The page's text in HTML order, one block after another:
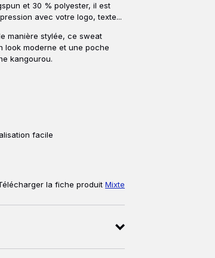
et 30 % polyester, il est
avec votre logo, texte...
manière stylée, ce sweat
look moderne et une poche
kangourou.
facile
la fiche produit Mixte